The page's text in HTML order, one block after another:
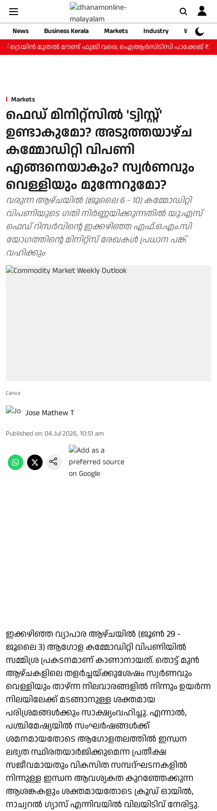
News Business Kerala Markets Industry
Web
ട്രെയിന്‍ മുതല്‍ മൗണ്ട് ഫുജി വരെ; ഐആര്‍സിടിസി പാക്കേജ് ₹3.46
Markets
ഫെഡ് മിനിറ്റ്സിൽ 'ട്വി​സ്റ്റ്'
ഉണ്ടാകുമോ? അടുത്തയാഴ്ച
കമ്മോഡിറ്റി വിപണി
എങ്ങനെയാകും? സ്വർണവും
വെള്ളിയും മുന്നേറുമോ?
വരുന്ന ആഴ്ചയിൽ (ജൂലൈ 6 - 10) കമ്മോഡിറ്റി
വിപണിയുടെ ഗതി നിർണ്ണയിക്കുന്നതിൽ യു.എസ്
ഫെഡ് റിസർവിന്റെ ഇക്കഴിഞ്ഞ എഫ്.ഒ.എം.സി
യോ​ഗത്തിന്റെ മിനിറ്റ്‌സ് രേഖകൾ പ്രധാന പങ്ക്
വഹിക്കും
Canva
Jose Mathew T
Published on: 04 Jul 2026, 10:51 am
ഇക്കഴിഞ്ഞ വ്യാപാര ആഴ്ചയിൽ (ജൂൺ 29 -
ജൂലൈ 3) ആഗോള കമ്മോഡിറ്റി വിപണിയിൽ
സമ്മിശ്ര പ്രകടനമാണ് കാണാനായത്. തൊട്ട് മുൻ
ആഴ്ചകളിലെ തളർച്ചയ്ക്കുശേഷം സ്വർണവും
വെള്ളിയും താഴ്ന്ന നിലവാരങ്ങളിൽ നിന്നും ഉയർന്ന
നിലയിലേക്ക് മടങ്ങാനുള്ള ശക്തമായ
പരിശ്രമങ്ങൾക്കും സാക്ഷ്യംവഹിച്ചു. എന്നാൽ,
പശ്ചിമേഷ്യയിൽ സംഘർഷങ്ങൾക്ക്
ശമനമായതോടെ ആഗോളതലത്തിൽ ഇന്ധന
ലഭ്യത സ്ഥിരതയാർജിക്കുമെന്ന പ്രതീക്ഷ
സജീവമായതും വികസിത സമ്പദ്ഘടനകളിൽ
നിന്നുള്ള ഇന്ധന ആവശ്യകത കുറഞ്ഞേക്കുന്ന
ആശങ്കകളും ശക്തമായതോടെ ക്രൂഡ് ഓയിൽ,
നാച്വറൽ ​ഗ്യാസ് എന്നിവയിൽ വിലയിടിവ് നേരിട്ടു.